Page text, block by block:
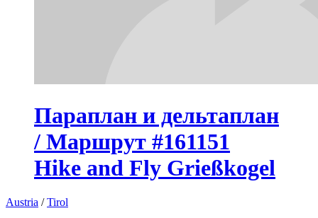
Параплан и дельтаплан
/ Маршрут #161151
Hike and Fly Grießkogel
Austria /Tirol